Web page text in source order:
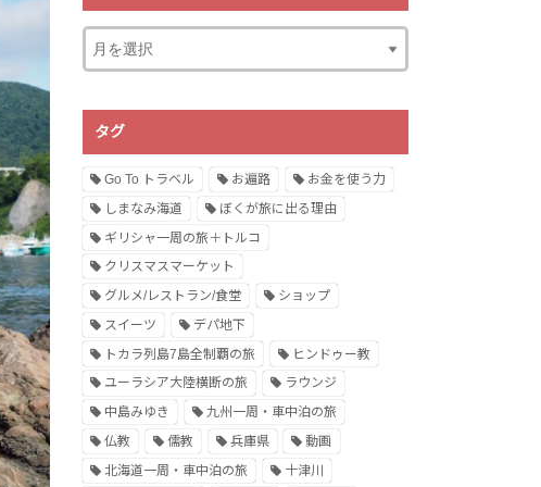
タグ
Go To トラベル お遍路
お金を使う力
しまなみ海道
ぼくが旅に出る理由
ギリシャ一周の旅＋トルコ
クリスマスマーケット
グルメ/レストラン/食堂
ショップ
スイーツ
デパ地下
トカラ列島7島全制覇の旅
ヒンドゥー教
ユーラシア大陸横断の旅
ラウンジ
中島みゆき
九州一周・車中泊の旅
仏教
儒教 兵庫県
動画
北海道一周・車中泊の旅
十津川